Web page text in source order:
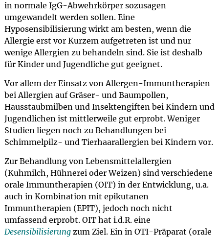
in normale IgG-Abwehrkörper sozusagen
umgewandelt werden sollen. Eine
Hyposensibilisierung wirkt am besten, wenn die
Allergie erst vor Kurzem aufgetreten ist und nur
wenige Allergien zu behandeln sind. Sie ist deshalb
für Kinder und Jugendliche gut geeignet.
Vor allem der Einsatz von Allergen-Immuntherapien
bei Allergien auf Gräser- und Baumpollen,
Hausstaubmilben und Insektengiften bei Kindern und
Jugendlichen ist mittlerweile gut erprobt. Weniger
Studien liegen noch zu Behandlungen bei
Schimmelpilz- und Tierhaarallergien bei Kindern vor.
Zur Behandlung von Lebensmittelallergien
(Kuhmilch, Hühnerei oder Weizen) sind verschiedene
orale Immuntherapien (OIT) in der Entwicklung, u.a.
auch in Kombination mit epikutanen
Immuntherapien (EPIT), jedoch noch nicht
umfassend erprobt. OIT hat i.d.R. eine
Desensibilisierungzum Ziel. Ein in OTI-Präparat (orale